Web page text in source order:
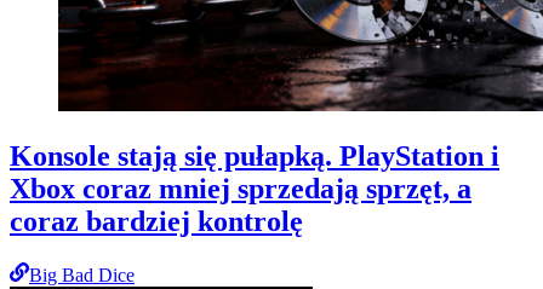
Konsole stają się pułapką. PlayStation i
Xbox coraz mniej sprzedają sprzęt, a
coraz bardziej kontrolę
Big Bad Dice